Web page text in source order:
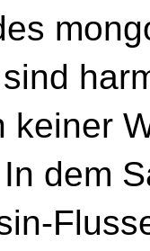
keiner
dem